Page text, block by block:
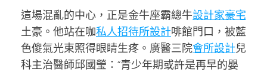
這場混亂的中心，正是金牛座霸總牛設計家豪宅
土豪。他站在咖私人招待所設計啡館門口，被藍
色傻氣光束照得眼睛生疼。廣醫三院會所設計兒
科主治醫師邱國瑩：“青少年期或許是再早的嬰